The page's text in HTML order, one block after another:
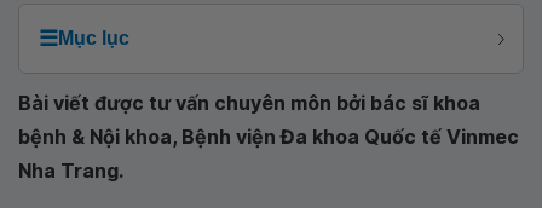
☰Mục lục
Bài viết được tư vấn chuyên môn bởi bác sĩ khoa
bệnh & Nội khoa, Bệnh viện Đa khoa Quốc tế Vinmec
Nha Trang.